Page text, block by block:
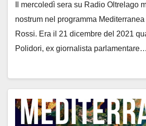
Il mercoledì sera su Radio Oltrelago
nostrum nel programma
Rossi. Era il 21 dicembre del 2021
Polidori, ex giornalista parlamentare…